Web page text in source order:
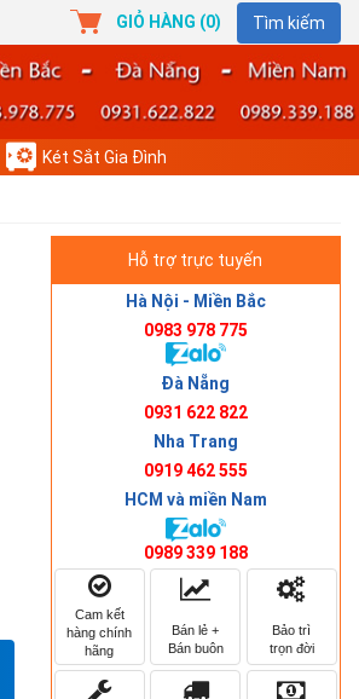
GIỎ HÀNG (0) Tìm kiếm
Két Sắt Gia Đình
Hỗ trợ trực tuyến
Hà Nội - Miền Bắc
0983 978 775
Đà Nẵng
0931 622 822
Nha Trang
0919 462 555
HCM và miền Nam
0989 339 188
Cam kết
hàng chính
hãng
Bán lẻ +
Bán buôn
Bảo trì
trọn đời